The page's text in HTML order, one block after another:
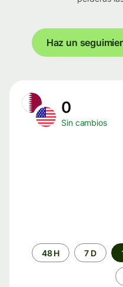
Haz un
0
Sin cambios
Periodo48 H 7 D